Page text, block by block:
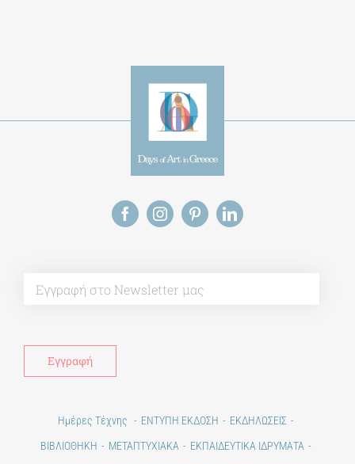
ΕΚΠΑΙΔΕΥΤΙΚΑ ΙΔΡΥΜΑΤΑ
ΧΩΡΟΙ ΤΕΧΝΗΣ
Ημέρες Τέχνης ΕΝΤΥΠΗ ΕΚΔΟΣΗ
ΕΚΔΗΛΩΣΕΙΣ
ΒΙΒΛΙΟΘΗΚΗ
ΜΕΤΑΠΤΥΧΙΑΚΑ
ΕΚΠΑΙΔΕΥΤΙΚΑ ΙΔΡΥΜΑΤΑ